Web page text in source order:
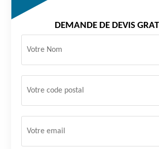
DEMANDE DE DEVIS